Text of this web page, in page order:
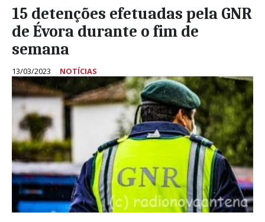
15 detenções efetuadas pela GNR
de Évora durante o fim de
semana
13/03/2023 NOTÍCIAS